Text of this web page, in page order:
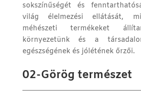
sokszínűségét és
világ élelmezési ellátását,
méhészeti termékeket
környezetünk és a
egészségének és jólétének őrzői.
02-Görög természet